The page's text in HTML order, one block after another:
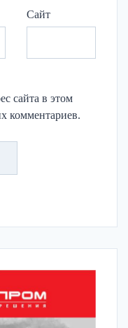
Сайт
сайта в этом
комментариев.